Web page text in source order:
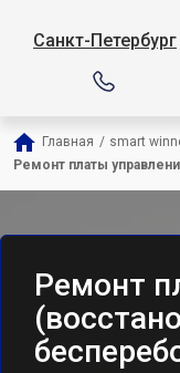
Санкт-Петербург
Главная / smart
Ремонт платы
Ремонт